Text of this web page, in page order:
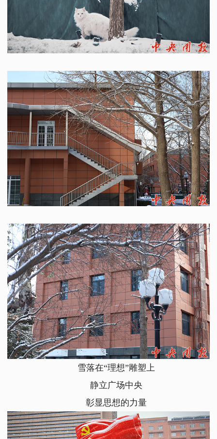
雪落在“理想”雕塑上
静立广场中央
彰显思想的力量